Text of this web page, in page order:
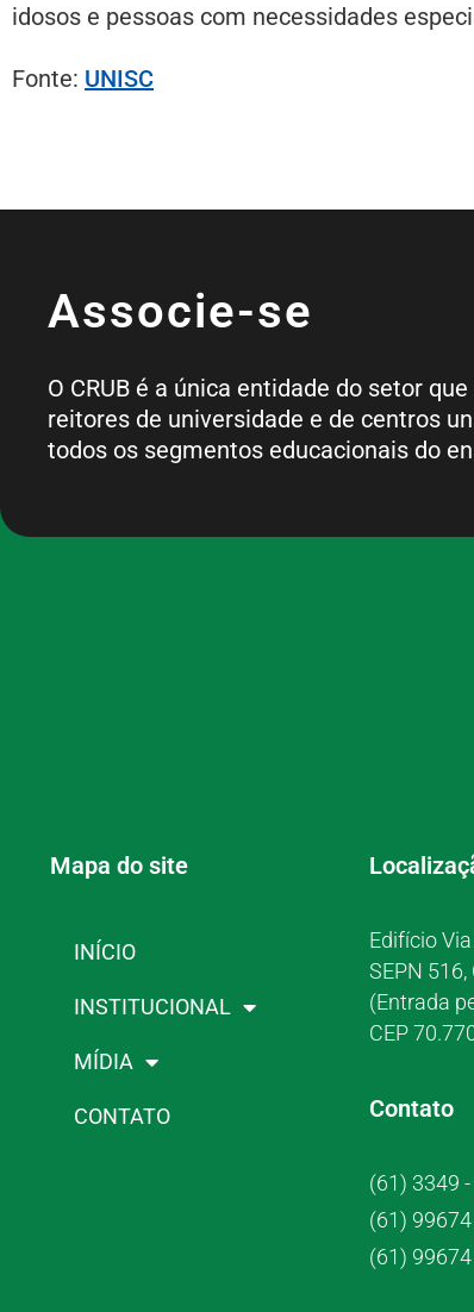
idosos e pessoas com necessidades
Fonte: UNISC
Associe-se
O CRUB é a única entidade do setor
reitores de universidade e de centros
todos os segmentos educacionais do
Mapa do site
INÍCIO
INSTITUCIONAL
MÍDIA
CONTATO
Edifício
SEPN
(Entrada
CEP
Contato
(61) 3349
(61)
(61)